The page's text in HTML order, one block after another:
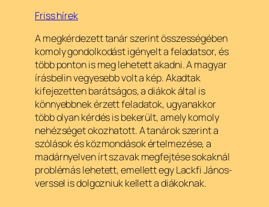
Friss hírek
A megkérdezett tanár szerint összességében
komoly gondolkodást igényelt a feladatsor, és
több ponton is meg lehetett akadni. A magyar
írásbelin vegyesebb volt a kép. Akadtak
kifejezetten barátságos, a diákok által is
könnyebbnek érzett feladatok, ugyanakkor
több olyan kérdés is bekerült, amely komoly
nehézséget okozhatott. A tanárok szerint a
szólások és közmondások értelmezése, a
madárnyelven írt szavak megfejtése sokaknál
problémás lehetett, emellett egy Lackfi János-
verssel is dolgozniuk kellett a diákoknak.